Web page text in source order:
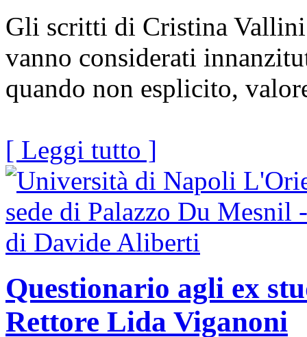
Gli scritti di Cristina
vanno considerati
quando non esplicito,
[ Leggi tutto ]
Questionario agli ex
Rettore Lida Viganoni